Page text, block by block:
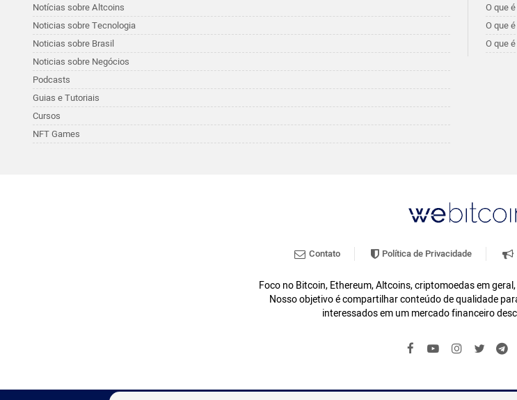
Notícias sobre Altcoins
Noticias sobre Tecnologia
Noticias sobre Brasil
Noticias sobre Negócios
Podcasts
Guias e Tutoriais
Cursos
NFT Games
O que
O que
O que
Contato Política de Privacidade
Foco no Bitcoin, Ethereum, Altcoins, criptomoedas em
Nosso objetivo é compartilhar conteúdo de qualidade
interessados em um mercado financeiro